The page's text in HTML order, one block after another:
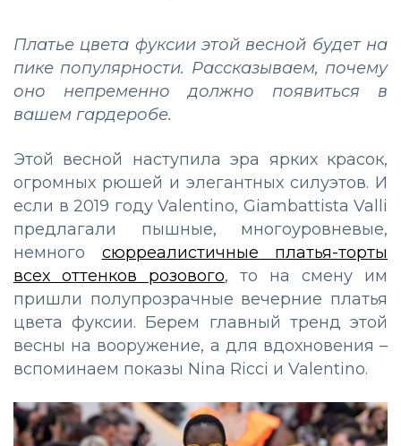
Платье цвета фуксии этой весной будет на
пике популярности. Рассказываем, почему
оно непременно должно появиться в
вашем гардеробе.
Этой весной наступила эра ярких красок,
огромных рюшей и элегантных силуэтов. И
если в 2019 году Valentino, Giambattista Valli
предлагали пышные, многоуровневые,
немного сюрреалистичные платья-торты
всех оттенков розового, то на смену им
пришли полупрозрачные вечерние платья
цвета фуксии. Берем главный тренд этой
весны на вооружение, а для вдохновения –
вспоминаем показы Nina Ricci и Valentino.